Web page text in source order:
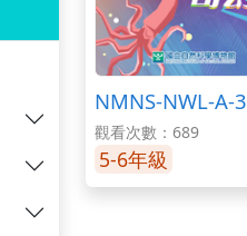
NMNS-NWL-A-
觀看次數：689
5-6年級